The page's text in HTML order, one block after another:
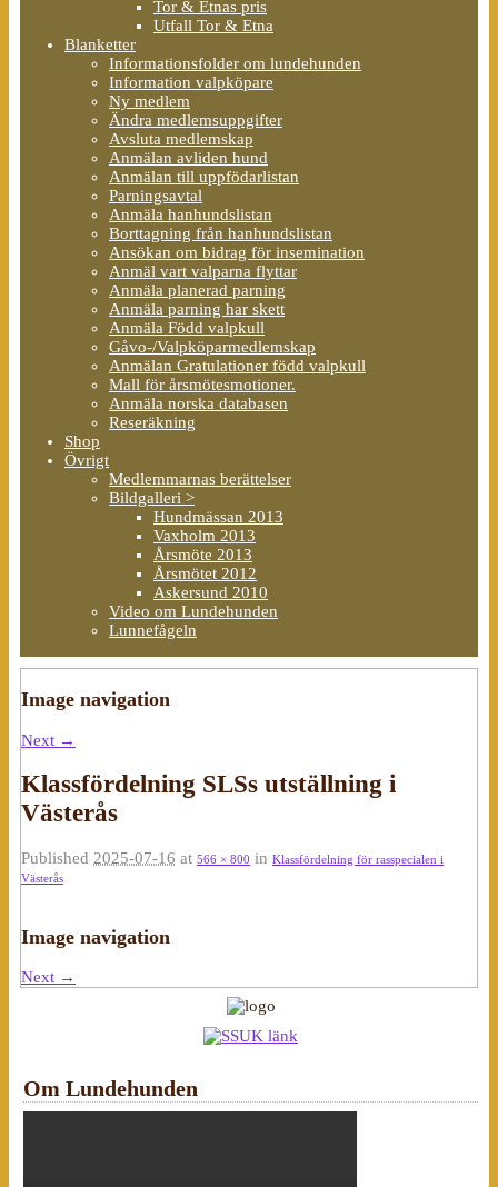
Tor & Etnas pris
Utfall Tor & Etna
Blanketter
Informationsfolder om lundehunden
Information valpköpare
Ny medlem
Ändra medlemsuppgifter
Avsluta medlemskap
Anmälan avliden hund
Anmälan till uppfödarlistan
Parningsavtal
Anmäla hanhundslistan
Borttagning från hanhundslistan
Ansökan om bidrag för insemination
Anmäl vart valparna flyttar
Anmäla planerad parning
Anmäla parning har skett
Anmäla Född valpkull
Gåvo-/Valpköparmedlemskap
Anmälan Gratulationer född valpkull
Mall för årsmötesmotioner.
Anmäla norska databasen
Reseräkning
Shop
Övrigt
Medlemmarnas berättelser
Bildgalleri >
Hundmässan 2013
Vaxholm 2013
Årsmöte 2013
Årsmötet 2012
Askersund 2010
Video om Lundehunden
Lunnefågeln
Image navigation
Next →
Klassfördelning SLSs utställning i
Västerås
Published 2025-07-16 at 566 × 800 in Klassfördelning för rasspecialen i
Västerås
Image navigation
Next →
Om Lundehunden